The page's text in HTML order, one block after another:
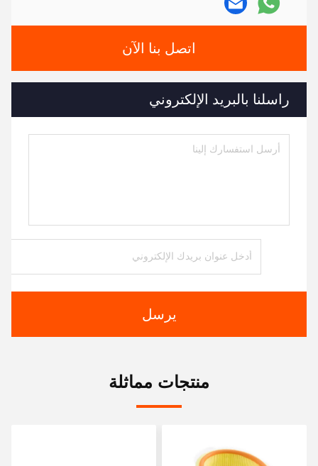
اتصل بنا الآن
راسلنا بالبريد الإلكتروني
يرسل
منتجات مماثلة